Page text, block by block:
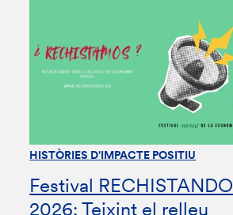
HISTÒRIES D'IMPACTE POSITIU
Festival RECHISTANDO
2026: Teixint el relleu